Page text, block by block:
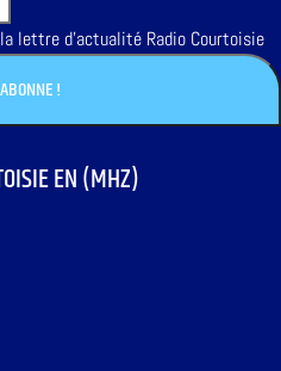
lettre d'actualité Radio Courtoisie
EN (MHZ)